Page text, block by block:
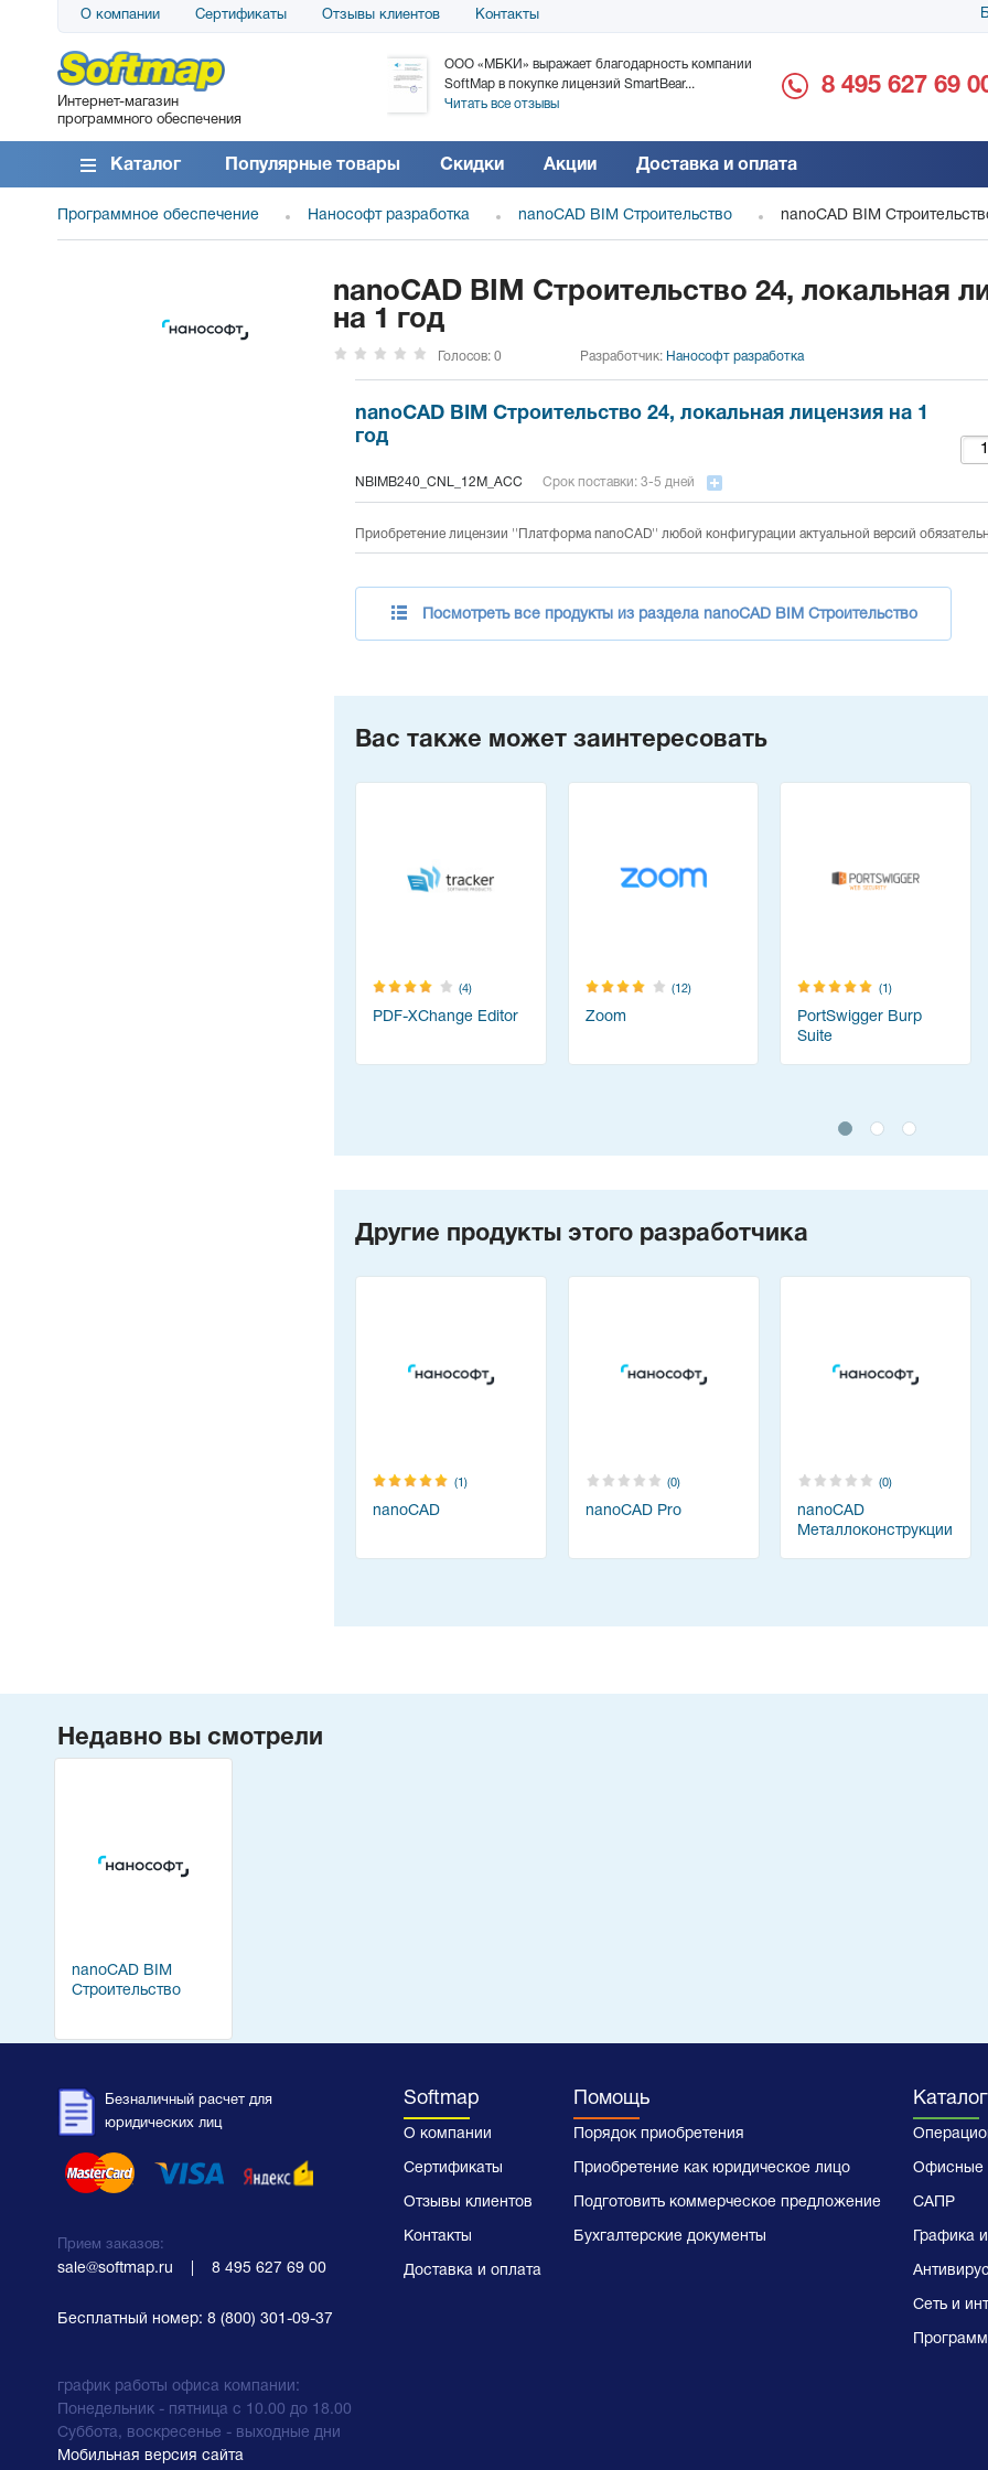
О компании Сертификаты Отзывы клиентов Контакты
Интернет-магазин
программного обеспечения
АО «АТС» благодарит компанию SoftMap за
поставку программного обеспечения SolarWinds
DameWare...
Читать все отзывы
ООО «МБКИ» выражает благодарность компании
SoftMap в покупке лицензий SmartBear...
Читать все отзывы
благодарность за
8 495 627 69
Каталог Популярные товары Скидки Акции Доставка и оплата
Программное обеспечение Нанософт разработка nanoCAD BIM Строительство nanoCAD BIM
nanoCAD BIM Строительство 24, локальная
на 1 год
Голосов: 0 Разработчик: Нанософт разработка
nanoCAD BIM Строительство 24, локальная лицензия на 1
год
NBIMB240_CNL_12M_ACC Срок поставки: 3-5 дней
Приобретение лицензии ''Платформа nanoCAD'' любой конфигурации актуальной версий
Посмотреть все продукты из раздела nanoCAD BIM Строительство
Вас также может заинтересовать
(4)
PDF-XChange Editor
(12)
Zoom
(1)
PortSwigger Burp
Suite
Другие продукты этого разработчика
(1)
nanoCAD
(0)
nanoCAD Pro
(0)
nanoCAD
Металлоконструкции
Недавно вы смотрели
nanoCAD BIM
Строительство
Безналичный расчет для
юридических лиц
Прием заказов:
sale@softmap.ru 8 495 627 69 00
Бесплатный номер: 8 (800) 301-09-37
график работы офиса компании:
Понедельник - пятница с 10.00 до 18.00
Суббота, воскресенье - выходные дни
Softmap
О компании
Сертификаты
Отзывы клиентов
Контакты
Доставка и оплата
Помощь
Порядок приобретения
Приобретение как юридическое лицо
Подготовить коммерческое предложение
Бухгалтерские документы
Каталог
Офисные
САПР
Графика
Сеть и
Мобильная версия сайта